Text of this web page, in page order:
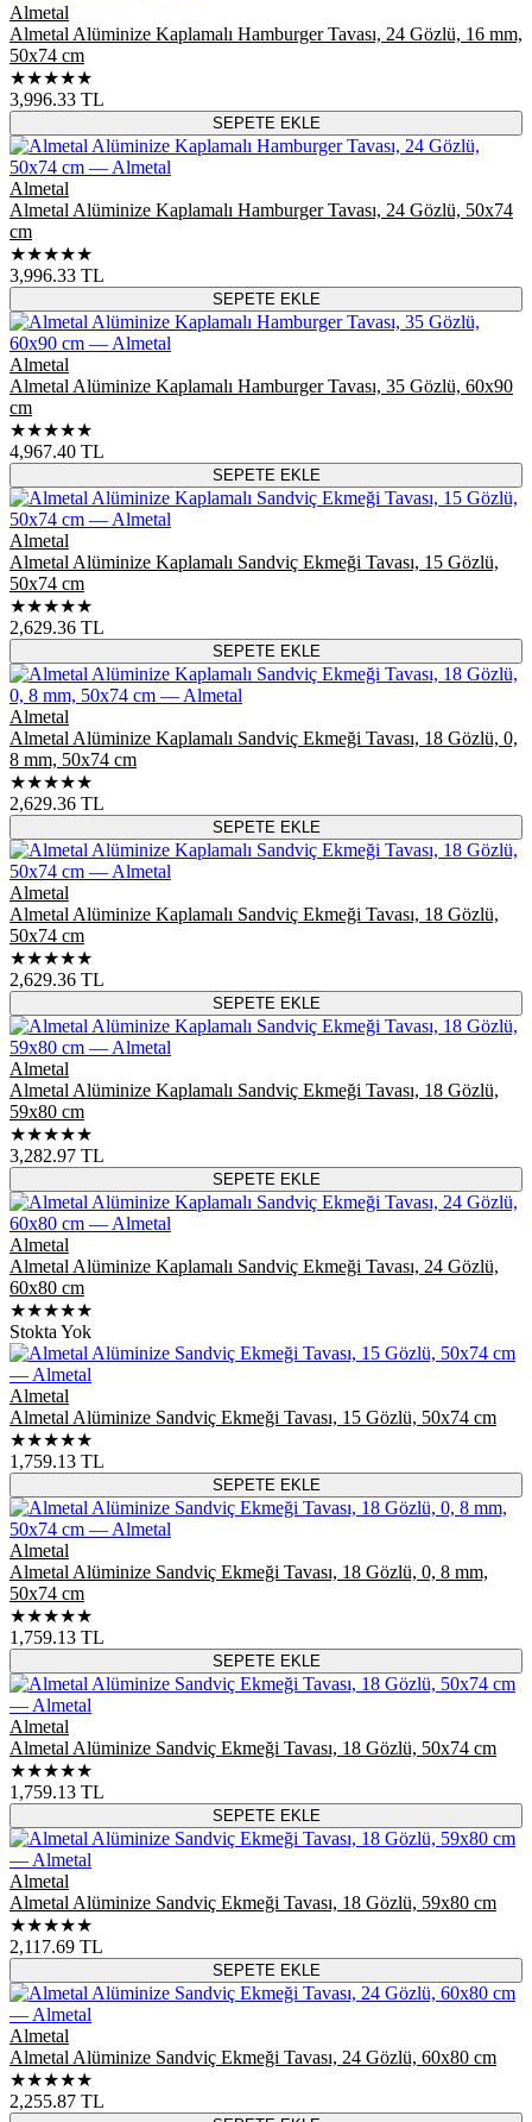
Almetal
Almetal Alüminize Kaplamalı Hamburger Tavası, 24 Gözlü, 16 mm,
50x74 cm
★★★★★
3,996.33 TL
SEPETE EKLE
Almetal
Almetal Alüminize Kaplamalı Hamburger Tavası, 24 Gözlü, 50x74
cm
★★★★★
3,996.33 TL
SEPETE EKLE
Almetal
Almetal Alüminize Kaplamalı Hamburger Tavası, 35 Gözlü, 60x90
cm
★★★★★
4,967.40 TL
SEPETE EKLE
Almetal
Almetal Alüminize Kaplamalı Sandviç Ekmeği Tavası, 15 Gözlü,
50x74 cm
★★★★★
2,629.36 TL
SEPETE EKLE
Almetal
Almetal Alüminize Kaplamalı Sandviç Ekmeği Tavası, 18 Gözlü, 0,
8 mm, 50x74 cm
★★★★★
2,629.36 TL
SEPETE EKLE
Almetal
Almetal Alüminize Kaplamalı Sandviç Ekmeği Tavası, 18 Gözlü,
50x74 cm
★★★★★
2,629.36 TL
SEPETE EKLE
Almetal
Almetal Alüminize Kaplamalı Sandviç Ekmeği Tavası, 18 Gözlü,
59x80 cm
★★★★★
3,282.97 TL
SEPETE EKLE
Almetal
Almetal Alüminize Kaplamalı Sandviç Ekmeği Tavası, 24 Gözlü,
60x80 cm
★★★★★
Stokta Yok
Almetal
Almetal Alüminize Sandviç Ekmeği Tavası, 15 Gözlü, 50x74 cm
★★★★★
1,759.13 TL
SEPETE EKLE
Almetal
Almetal Alüminize Sandviç Ekmeği Tavası, 18 Gözlü, 0, 8 mm,
50x74 cm
★★★★★
1,759.13 TL
SEPETE EKLE
Almetal
Almetal Alüminize Sandviç Ekmeği Tavası, 18 Gözlü, 50x74 cm
★★★★★
1,759.13 TL
SEPETE EKLE
Almetal
Almetal Alüminize Sandviç Ekmeği Tavası, 18 Gözlü, 59x80 cm
★★★★★
2,117.69 TL
SEPETE EKLE
Almetal
Almetal Alüminize Sandviç Ekmeği Tavası, 24 Gözlü, 60x80 cm
★★★★★
2,255.87 TL